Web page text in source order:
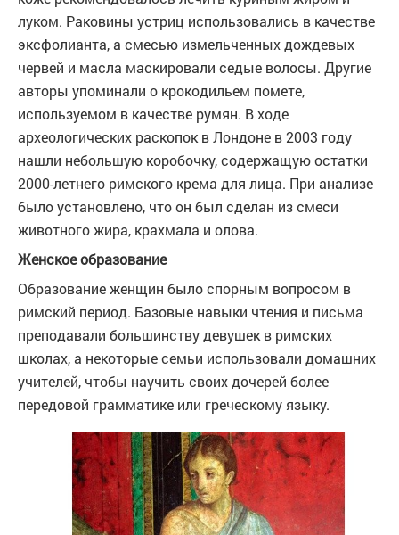
луком. Раковины устриц использовались в качестве
эксфолианта, а смесью измельченных дождевых
червей и масла маскировали седые волосы. Другие
авторы упоминали о крокодильем помете,
используемом в качестве румян. В ходе
археологических раскопок в Лондоне в 2003 году
нашли небольшую коробочку, содержащую остатки
2000-летнего римского крема для лица. При анализе
было установлено, что он был сделан из смеси
животного жира, крахмала и олова.
Женское образование
Образование женщин было спорным вопросом в
римский период. Базовые навыки чтения и письма
преподавали большинству девушек в римских
школах, а некоторые семьи использовали домашних
учителей, чтобы научить своих дочерей более
передовой грамматике или греческому языку.